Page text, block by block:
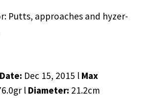
Putts, approaches and hyzer-
Dec 15, 2015 l Max
l Diameter: 21.2cm